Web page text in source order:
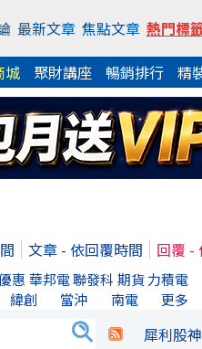
最新文章 焦點文章 熱門標
城 聚財講座 暢銷排行 精
文章 - 依回覆時間 回覆 -
惠 華邦電聯發科 期貨 力積電
緯創 當沖 南電 更多
犀利股